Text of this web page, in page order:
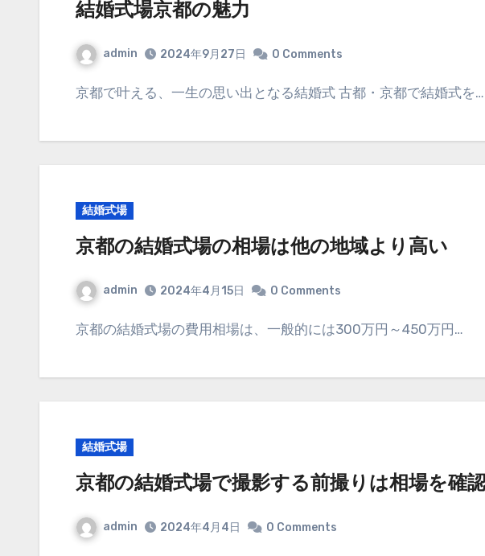
結婚式場京都の魅力
admin 2024年9月27日 0 Comments
京都で叶える、一生の思い出となる結婚式 古都・京都で結婚式を…
結婚式場
京都の結婚式場の相場は他の地域より高い
admin 2024年4月15日 0 Comments
京都の結婚式場の費用相場は、一般的には300万円～450万円…
結婚式場
京都の結婚式場で撮影する前撮りは相場を確
admin 2024年4月4日 0 Comments